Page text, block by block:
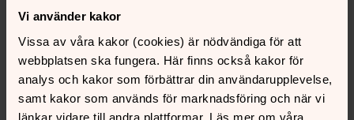
Vi använder kakor
Vissa av våra kakor (cookies) är nödvändiga för att
webbplatsen ska fungera. Här finns också kakor för
analys och kakor som förbättrar din användarupplevelse,
samt kakor som används för marknadsföring och när vi
länkar vidare till andra plattformar. Läs mer om våra